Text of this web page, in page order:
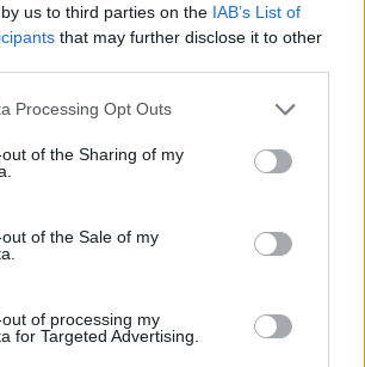
us to third parties on the IAB’s List of
that may further disclose it to other
website/app uses one or more Google
visit or usage behaviour. You may click to
to Google and its third-party tags to
specified purposes in below Google
Processing Opt Outs
of the Sharing of my
of the Sale of my
of processing my
for Targeted Advertising.